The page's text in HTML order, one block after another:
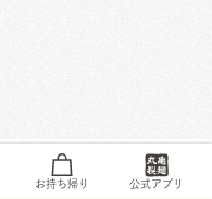
お持ち帰り 公式アプリ
中野新田324-8